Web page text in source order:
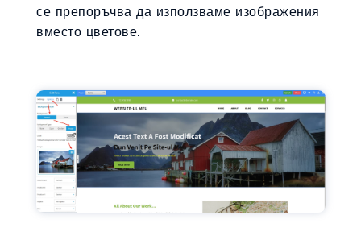
се препоръчва да използваме изображения
вместо цветове.